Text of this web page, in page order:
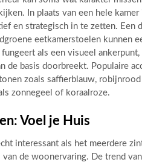
In plaats van een hele
en strategisch in te zetten. Een
eetkamerstoelen kunnen
als een visueel
de basis doorbreekt. Populaire
zoals saffierblauw,
zonnegeel of koraalroze.
Voel je Huis
interessant als het meerdere
de woonervaring. De trend